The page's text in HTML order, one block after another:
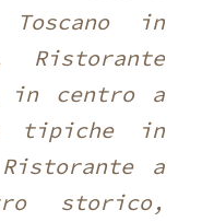
Toscano in
Ristorante
centro a
tipiche in
a
storico,